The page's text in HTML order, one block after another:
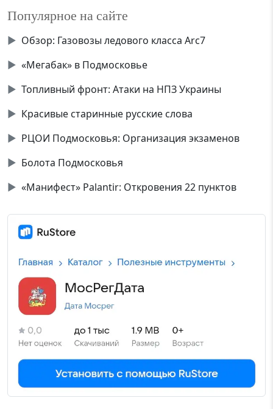
Популярное на сайте
▶ Обзор: Газовозы ледового класса Аrc7
▶ «Мегабак» в Подмосковье
▶ Топливный фронт: Атаки на НПЗ Украины
▶ Красивые старинные русские слова
▶ РЦОИ Подмосковья: Организация экзаменов
▶ Болота Подмосковья
▶ «Манифест» Palantir: Откровения 22 пунктов